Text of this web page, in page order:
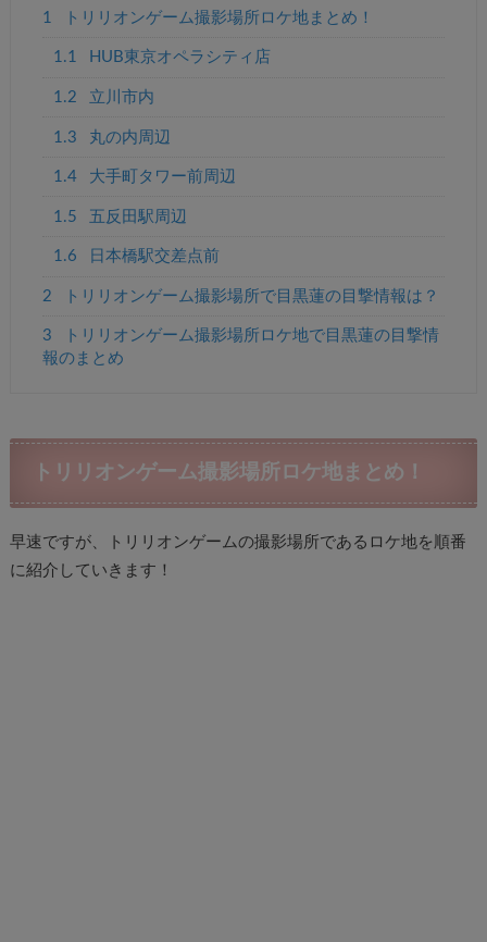
1 トリリオンゲーム撮影場所ロケ地まとめ！
1.1 HUB東京オペラシティ店
1.2 立川市内
1.3 丸の内周辺
1.4 大手町タワー前周辺
1.5 五反田駅周辺
1.6 日本橋駅交差点前
2 トリリオンゲーム撮影場所で目黒蓮の目撃情報は？
3
トリリオンゲーム撮影場所ロケ地で目黒蓮の目撃情
報のまとめ
トリリオンゲーム撮影場所ロケ地まとめ！
早速ですが、トリリオンゲームの撮影場所であるロケ地を順番
に紹介していきます！